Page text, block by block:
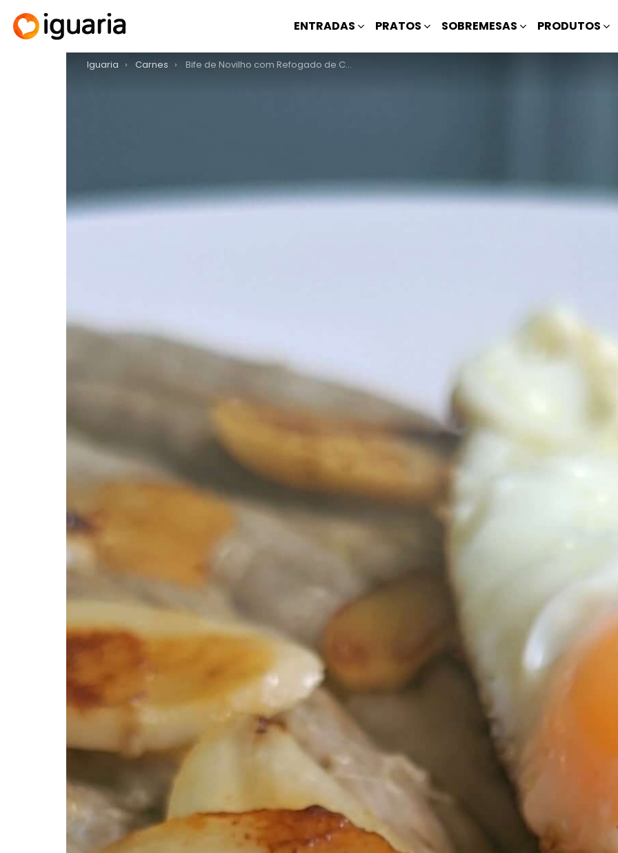
ENTRADAS PRATOS SOBREMESAS PRODUTOS
You are here:
Iguaria Carnes Bife de Novilho com Refogado de Cenoura